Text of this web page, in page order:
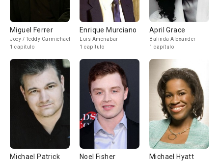
Miguel Ferrer
Joey / Teddy Carmichael
1 capítulo
Enrique Murciano
Luis Amenabar
1 capítulo
April Grace
Balinda Alexander
1 capítulo
Michael Patrick
Noel Fisher Michael Hyatt